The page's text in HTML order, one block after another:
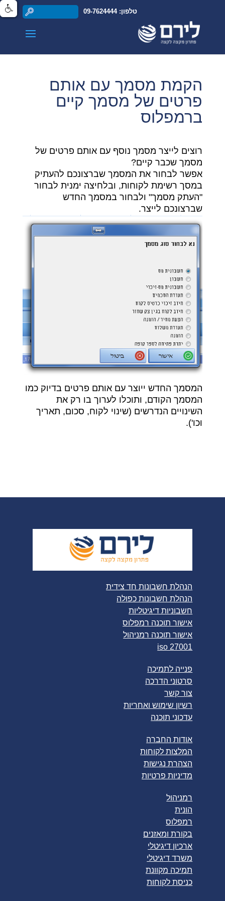
טלפון: 09-7624444
הקמת מסמך עם אותם
פרטים של מסמך קיים
ברמפלוס
רוצים לייצר מסמך נוסף עם אותם פרטים של
מסמך שכבר קיים?
אפשר לבחור את המסמך שברצונכם להעתיק
במסך רשימת לקוחות, ובלחיצה ימנית לבחור
"העתק מסמך" ולבחור במסמך החדש
שברצונכם לייצר.
המסמך החדש ייוצר עם אותם פרטים בדיוק כמו
המסמך הקודם, ותוכלו לערוך בו רק את
השינויים הנדרשים (שינוי לקוח, סכום, תאריך
וכו').
הנהלת חשבונות חד צידית
הנהלת חשבונות כפולה
חשבוניות דיגיטליות
אישור תוכנה רמפלוס
אישור תוכנה רמניהול
iso 27001
פנייה לתמיכה
סרטוני הדרכה
צור קשר
רשיון שימוש ואחריות
עדכוני תוכנה
אודות החברה
המלצות לקוחות
הצהרת נגישות
מדיניות פרטיות
רמניהול
הונית
רמפלוס
בקורת ומאזנים
ארכיון דיגיטלי
משרד דיגיטלי
תמיכה מקוונת
כניסת לקוחות